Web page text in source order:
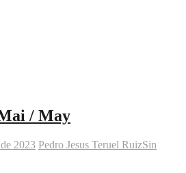
/ May
2023 Pedro Jesus Teruel RuizSin